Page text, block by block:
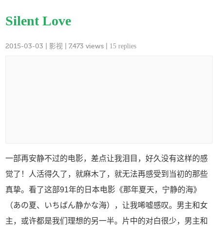
Silent Love
2015-03-03 影视 | 7,473 views | 15 replies
一部再安静不过的电影，差点让我泪目，好久没有这样的感
觉了！人活得久了，就麻木了，就无法再感受到当初的那些
真挚。看了这部91年的日本电影《那年夏天，宁静的海》
（あの夏、いちばん静かな海），让我唏嘘感叹。男主和女
主，或许都是我们理想的另一半。片中的对白很少，男主和